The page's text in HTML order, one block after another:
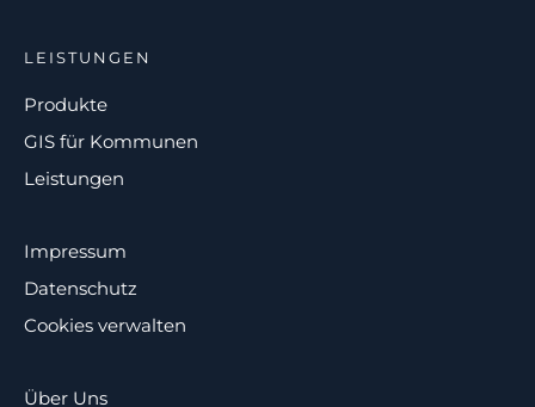
LEISTUNGEN
Produkte
GIS für Kommunen
Leistungen
Impressum
Datenschutz
Cookies verwalten
Über Uns